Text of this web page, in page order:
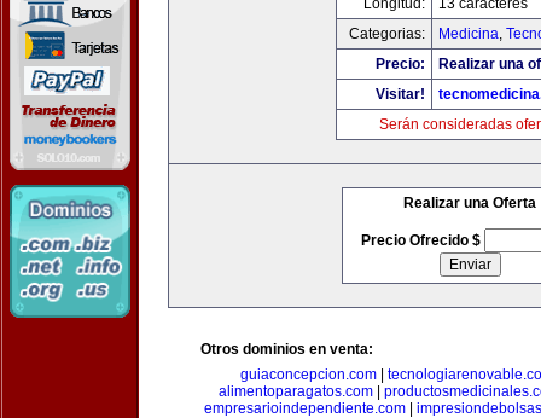
Longitud:
13 caracteres
Categorias:
Medicina,
Precio:
Realizar una
Visitar!
Serán consideradas
Realizar una Oferta
Precio Ofrecido $
Otros dominios en venta:
guiaconcepcion.com|
alimentoparagatos.com
empresarioindependiente.com